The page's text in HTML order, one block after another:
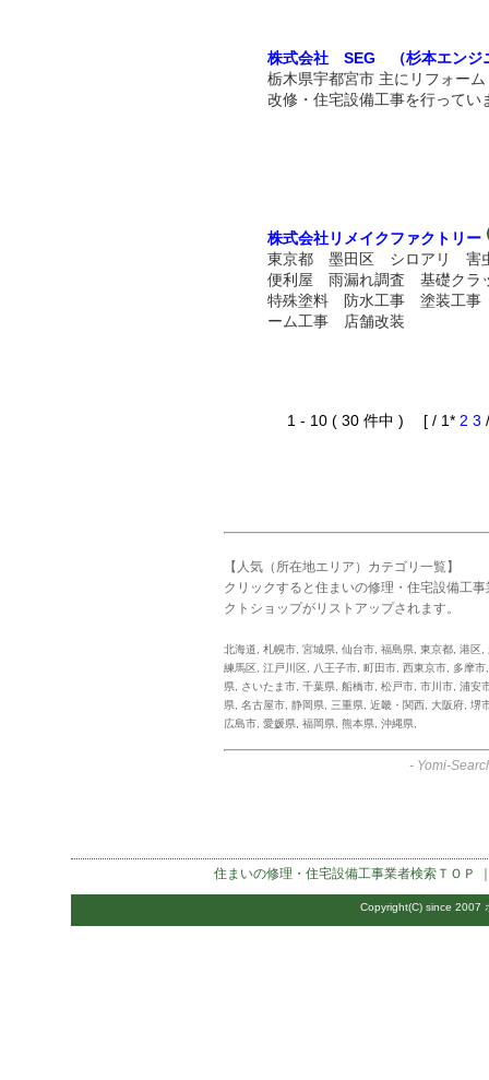
株式会社 SEG （杉本エンジ
栃木県宇都宮市 主にリフォー
改修・住宅設備工事を行ってい
株式会社リメイクファクトリー
東京都 墨田区 シロアリ
便利屋 雨漏れ調査 基礎クラ
特殊塗料 防水工事 塗装工
ーム工事 店舗改装
1 - 10 ( 30 件中 ) [ / 1* 2 3
【人気（所在地エリア）カテゴリ一覧】
クリックすると住まいの修理・住宅設備工
クトショップがリストアップされます。
北海道 札幌市 宮城県 仙台市 福島県 東京都 港区
練馬区 江戸川区 八王子市 町田市 西東京市 多摩市
県
さいたま市 千葉県 船橋市 松戸市 市川市 浦安
県 名古屋市 静岡県 三重県 近畿・関西 大阪府 堺
広島市 愛媛県 福岡県 熊本県 沖縄県
- Yomi-
住まいの修理・住宅設備工事業者検索 ＴＯＰ
Copyright(C) since 2007